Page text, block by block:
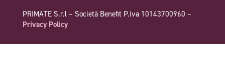
PRIMATE S.r.l – Società Benefit P.iva 10143700960 –
Privacy Policy